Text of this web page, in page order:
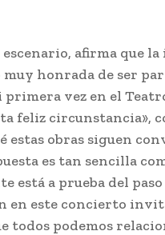
afirma que
honrada de ser
vez en el
feliz circunstancia»,
estas obras siguen
es tan sencilla
está a prueba del
en este concierto
todos podemos